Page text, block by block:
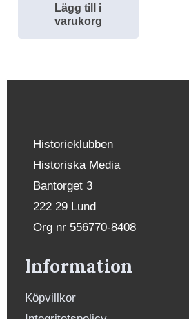
Lägg till i
varukorg
Historieklubben
Historiska Media
Bantorget 3
222 29 Lund
Org nr 556770-8408
Information
Köpvillkor